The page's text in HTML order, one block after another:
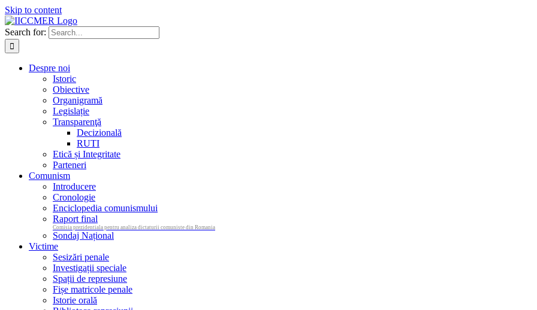
Skip to content
Search for:
Despre noi
Istoric
Obiective
Organigramă
Legislație
Transparenţă
Decizională
RUTI
Etică și Integritate
Parteneri
Comunism
Introducere
Cronologie
Enciclopedia comunismului
Raport final
Comisia prezidentiala pentru analiza dictaturii comuniste din Romania
Sondaj Național
Victime
Sesizări penale
Investigații speciale
Spații de represiune
Fișe matricole penale
Istorie orală